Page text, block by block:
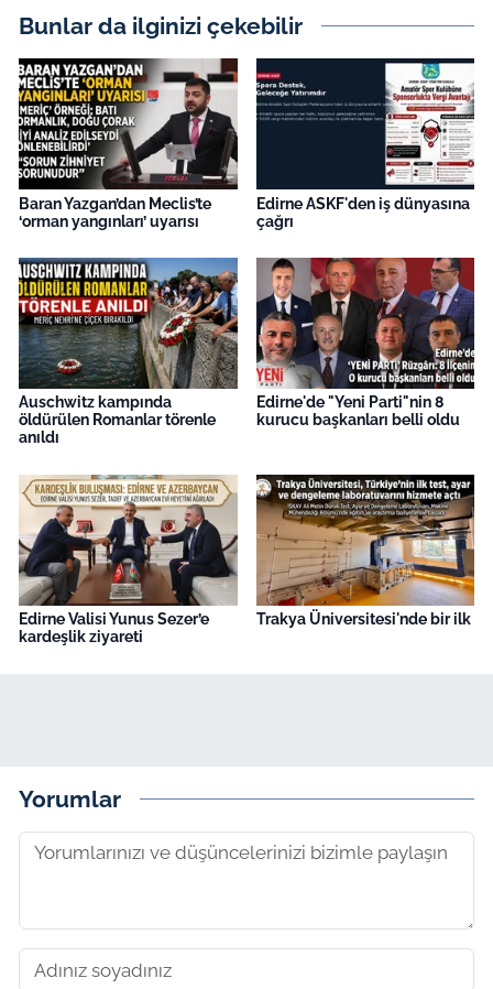
Bunlar da ilginizi çekebilir
Baran Yazgan’dan Meclis’te
‘orman yangınları’ uyarısı
Edirne ASKF'den iş dünyasına
çağrı
Auschwitz kampında
öldürülen Romanlar törenle
anıldı
Edirne'de "Yeni Parti"nin 8
kurucu başkanları belli oldu
Edirne Valisi Yunus Sezer’e
kardeşlik ziyareti
Trakya Üniversitesi'nde bir ilk
Yorumlar